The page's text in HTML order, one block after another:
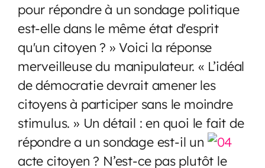
pour répondre à un sondage politique
est-elle dans le même état d'esprit
qu'un citoyen ? » Voici la réponse
merveilleuse du manipulateur. « L’idéal
de démocratie devrait amener les
citoyens à participer sans le moindre
stimulus. » Un détail : en quoi le fait de
répondre a un sondage est-il un
acte citoyen ? N’est-ce pas plutôt le